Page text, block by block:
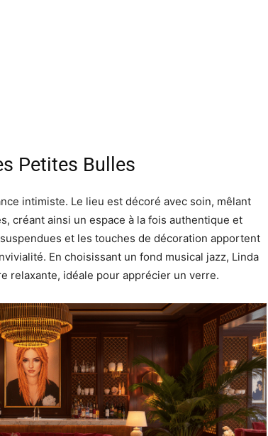
Petites Bulles
intimiste. Le lieu est décoré avec soin, mêlant
créant ainsi un espace à la fois authentique et
et les touches de décoration apportent
En choisissant un fond musical jazz, Linda
relaxante, idéale pour apprécier un verre.